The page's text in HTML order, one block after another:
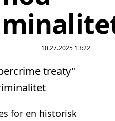
10.27.2025 13:22
treaty"
for en historisk